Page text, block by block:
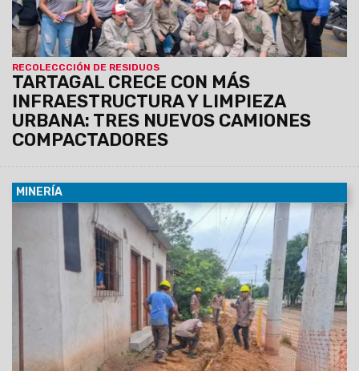
RECOLECCCIÓN DE RESIDUOS
TARTAGAL CRECE CON MÁS
INFRAESTRUCTURA Y LIMPIEZA
URBANA: TRES NUEVOS CAMIONES
COMPACTADORES
MINERÍA
06/10/2025
Los vecinos del barrio Tomás Sánchez de la
ciudad de Tartagal despertaron hoy con una noticia
largamente esperada la puesta en marcha de la nueva red
de gas domiciliaria, una obra que por años figuró en los
sueños y reclamos de toda la comunidad, y que hoy se
convierte en una realidad concreta gracias al trabajo
articulado entre el Gobierno de la Provincia de Salta y el
Municipio de Tartagal.